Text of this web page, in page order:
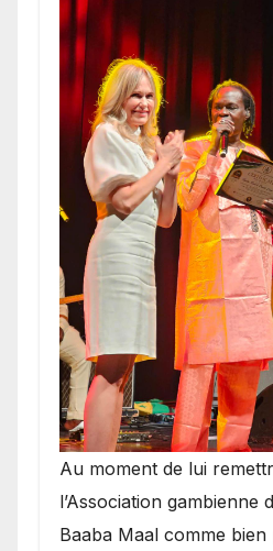
​Au moment de lui
l’Association gambienne
Baaba Maal comme bien